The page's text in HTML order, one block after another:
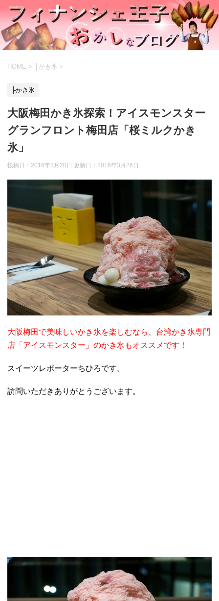
HOME > ├かき氷 >
├かき氷
大阪梅田かき氷探索！アイスモンスター
グランフロント梅田店「桜ミルクかき
氷」
投稿日：2016年3月20日 更新日： 2016年3月26日
大阪梅田で美味しいかき氷を楽しむなら、台湾かき氷専門
店「アイスモンスター」のかき氷もオススメです！
スイーツレポーターちひろです。
訪問いただきありがとうございます。